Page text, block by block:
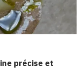
précise et